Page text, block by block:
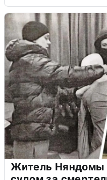
Житель Няндомы